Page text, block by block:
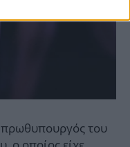
πρωθυπουργός του